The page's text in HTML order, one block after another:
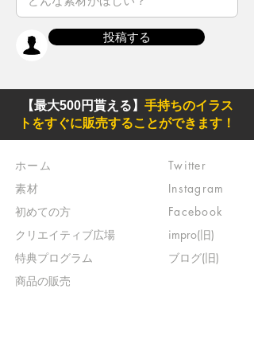
投稿する
【最大500円貰える】 手持ちのイラス
トをすぐに販売することができます！
ホーム
素材
初めての方
​クリエイティブ広場
​特典プログラム
​商品の販売
Twitter
Instagram
Facebook
impro(旧)​
ブログ(旧)